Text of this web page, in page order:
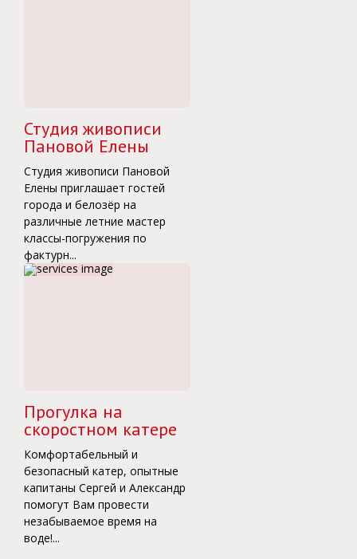
Студия живописи
Пановой Елены
Студия живописи Пановой
Елены приглашает гостей
города и белозёр на
различные летние мастер
классы-погружения по
фактурн...
Прогулка на
скоростном катере
Комфортабельный и
безопасный катер, опытные
капитаны Сергей и Александр
помогут Вам провести
незабываемое время на
воде!...